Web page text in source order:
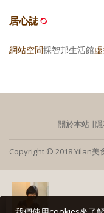
居心誌
網站空間採智邦生活館
關於本站 ∣
Copyright © 2018 Yilan美